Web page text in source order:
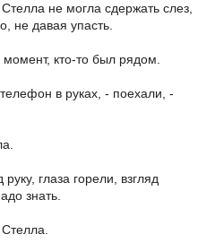
не могла сдержать слез,
не давая упасть.
кто-то был рядом.
в руках, - поехали, -
глаза горели, взгляд
знать.